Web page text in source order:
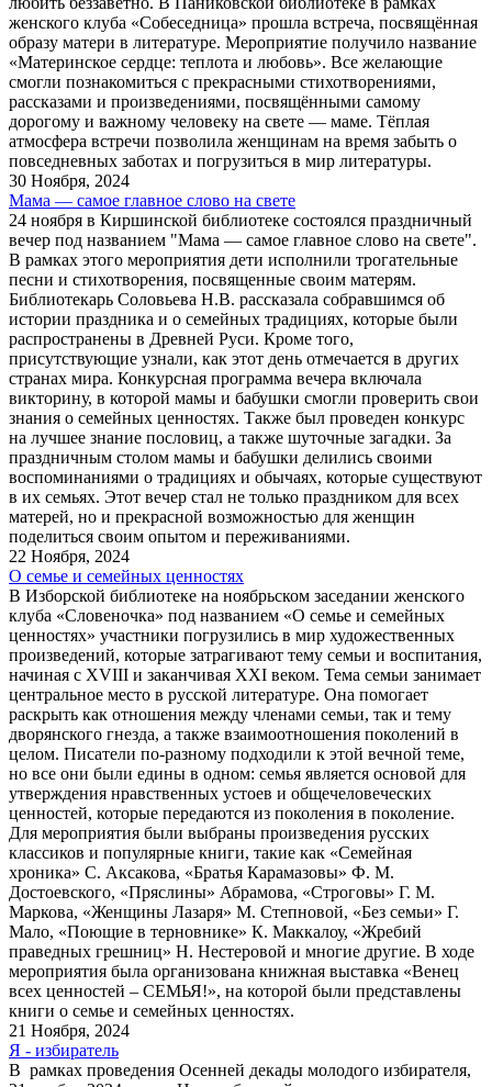
женского клуба «Собеседница» прошла встреча, посвящённая
образу матери в литературе. Мероприятие получило название
«Материнское сердце: теплота и любовь». Все желающие
смогли познакомиться с прекрасными стихотворениями,
рассказами и произведениями, посвящёнными самому
дорогому и важному человеку на свете — маме. Тёплая
атмосфера встречи позволила женщинам на время забыть о
повседневных заботах и погрузиться в мир литературы.
30 Ноября, 2024
Мама — самое главное слово на свете
24 ноября в Киршинской библиотеке состоялся праздничный
вечер под названием "Мама — самое главное слово на свете".
В рамках этого мероприятия дети исполнили трогательные
песни и стихотворения, посвященные своим матерям.
Библиотекарь Соловьева Н.В. рассказала собравшимся об
истории праздника и о семейных традициях, которые были
распространены в Древней Руси. Кроме того,
присутствующие узнали, как этот день отмечается в других
странах мира. Конкурсная программа вечера включала
викторину, в которой мамы и бабушки смогли проверить свои
знания о семейных ценностях. Также был проведен конкурс
на лучшее знание пословиц, а также шуточные загадки. За
праздничным столом мамы и бабушки делились своими
воспоминаниями о традициях и обычаях, которые существуют
в их семьях. Этот вечер стал не только праздником для всех
матерей, но и прекрасной возможностью для женщин
поделиться своим опытом и переживаниями.
22 Ноября, 2024
О семье и семейных ценностях
В Изборской библиотеке на ноябрьском заседании женского
клуба «Словеночка» под названием «О семье и семейных
ценностях» участники погрузились в мир художественных
произведений, которые затрагивают тему семьи и воспитания,
начиная с XVIII и заканчивая XXI веком. Тема семьи занимает
центральное место в русской литературе. Она помогает
раскрыть как отношения между членами семьи, так и тему
дворянского гнезда, а также взаимоотношения поколений в
целом. Писатели по-разному подходили к этой вечной теме,
но все они были едины в одном: семья является основой для
утверждения нравственных устоев и общечеловеческих
ценностей, которые передаются из поколения в поколение.
Для мероприятия были выбраны произведения русских
классиков и популярные книги, такие как «Семейная
хроника» С. Аксакова, «Братья Карамазовы» Ф. М.
Достоевского, «Пряслины» Абрамова, «Строговы» Г. М.
Маркова, «Женщины Лазаря» М. Степновой, «Без семьи» Г.
Мало, «Поющие в терновнике» К. Маккалоу, «Жребий
праведных грешниц» Н. Нестеровой и многие другие. В ходе
мероприятия была организована книжная выставка «Венец
всех ценностей – СЕМЬЯ!», на которой были представлены
книги о семье и семейных ценностях.
21 Ноября, 2024
Я - избиратель
В рамках проведения Осенней декады молодого избирателя,